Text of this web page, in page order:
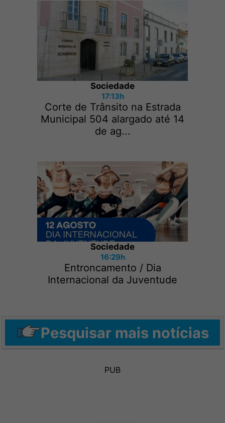
Sociedade
17:13h
Corte de Trânsito na Estrada
Municipal 504 alargado até 14
de ag...
Sociedade
16:29h
Entroncamento / Dia
Internacional da Juventude
Pesquisar mais notícias
PUB